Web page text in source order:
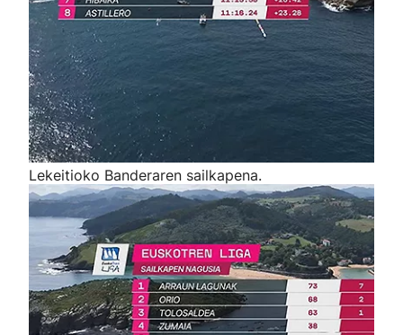
Lekeitioko Banderaren sailkapena.